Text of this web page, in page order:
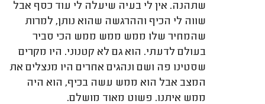
שתהנה. אין לי בעיה שיעלה לי עוד כסף אבל
שווה לי הכיף וההרגשה שהוא נותן, למרות
שהמחיר שלו ממש ממש ממש הכי סביר
בעולם לדעתי. הוא גם לא קטנוני. היו מקרים
שסטינו פה ושם ונהגים אחרים היו מנצלים את
המצב אבל הוא ממש עשה בכיף, הוא היה
ממש איתנו. פשוט מאוד מושלם.